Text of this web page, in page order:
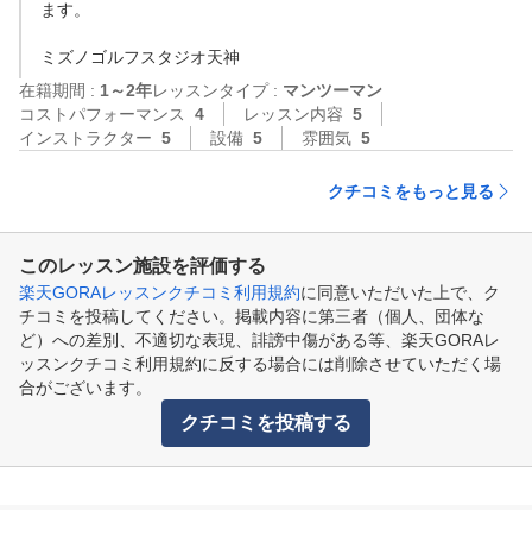
ます。
ミズノゴルフスタジオ天神
在籍期間 : 1～2年レッスンタイプ : マンツーマン
コストパフォーマンス
4 レッスン内容 5
インストラクター 5 設備 5 雰囲気 5
クチコミをもっと見る
このレッスン施設を評価する
楽天GORAレッスンクチコミ利用規約に同意いただいた上で、ク
チコミを投稿してください。掲載内容に第三者（個人、団体な
ど）への差別、不適切な表現、誹謗中傷がある等、楽天GORAレ
ッスンクチコミ利用規約に反する場合には削除させていただく場
合がございます。
クチコミを投稿する